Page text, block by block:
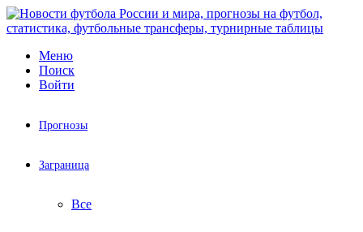
Меню
Поиск
Войти
Прогнозы
Заграница
Все